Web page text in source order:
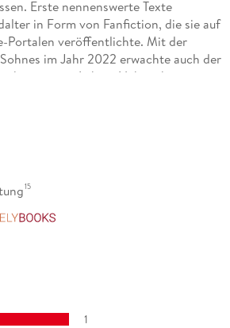
Erste nennenswerte Texte
in Form von Fanfiction, die sie auf
Portalen veröffentlichte. Mit der
im Jahr 2022 erwachte auch der
zu neuem Leben. Neben ihrer
15
1